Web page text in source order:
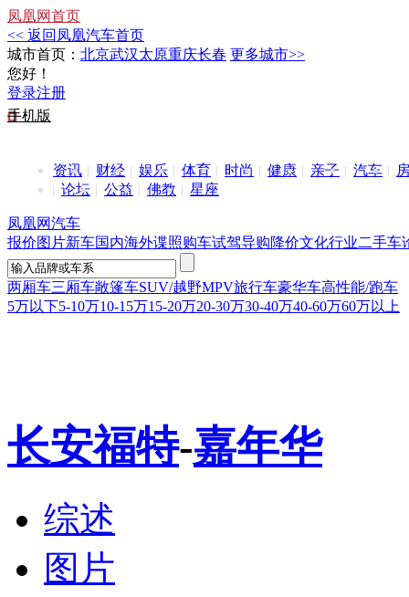
凤凰网首页
<< 返回凤凰汽车首页
城市首页： 北京武汉太原重庆长春 更多城市>>
您好！
登录注册
手机版
资讯 财经 娱乐 体育 时尚 健康 亲子 汽车
论坛
公益 佛教 星座
凤凰网汽车
报价图片新车国内海外谍照购车试驾导购降价文化行业二手车
两厢车三厢车敞篷车SUV/越野MPV旅行车豪华车高性能/跑车
5万以下5-10万10-15万15-20万20-30万30-40万40-60万60万以上
长安福特-嘉年华
综述
图片